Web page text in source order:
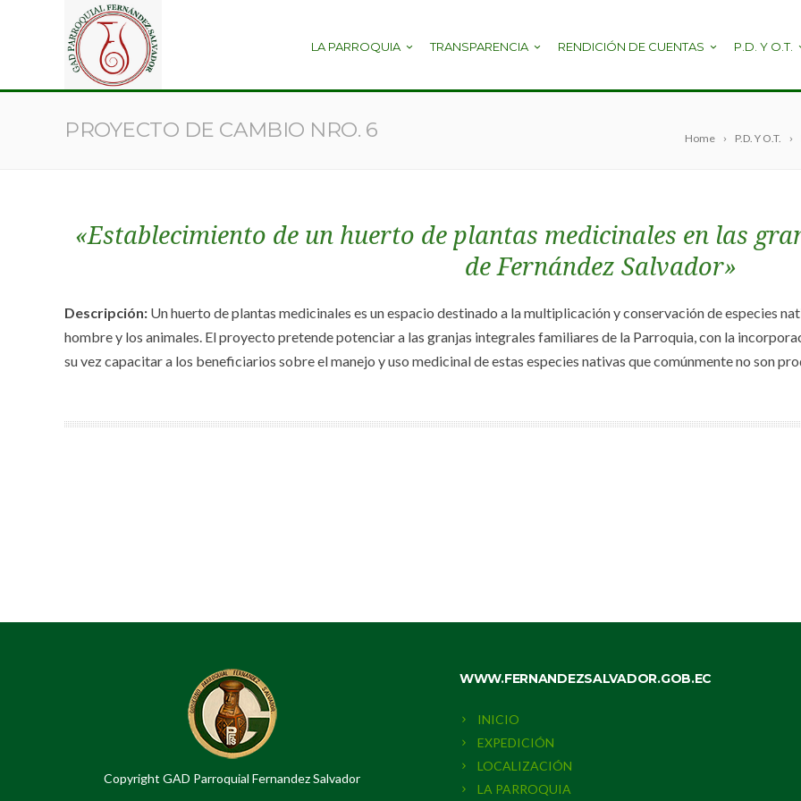
LA PARROQUIA TRANSPARENCIA RENDICIÓN DE CUENTAS P.D. Y O.T.
Home P.D. Y O.T.
PROYECTO DE CAMBIO NRO. 6
«Establecimiento de un huerto de plantas medicinales en las
de Fernández Salvador»
Descripción: Un huerto de plantas medicinales es un espacio destinado a la multiplicación y conservación de especies
hombre y los animales. El proyecto pretende potenciar a las granjas integrales familiares de la Parroquia, con la
su vez capacitar a los beneficiarios sobre el manejo y uso medicinal de estas especies nativas que comúnmente no son
Copyright GAD Parroquial Fernandez Salvador
WWW.FERNANDEZSALVADOR.GOB.EC
INICIO
EXPEDICIÓN
LOCALIZACIÓN
LA PARROQUIA